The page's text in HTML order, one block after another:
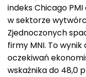
indeks Chicago
w sektorze
Zjednoczonych
firmy MNI. To
oczekiwań
wskaźnika do 48,0